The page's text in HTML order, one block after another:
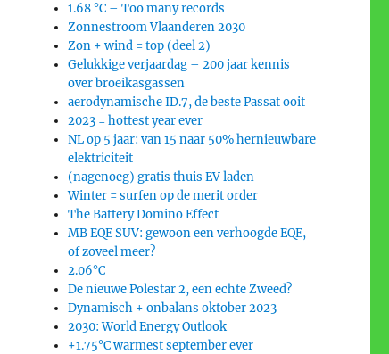
1.68 °C – Too many records
Zonnestroom Vlaanderen 2030
Zon + wind = top (deel 2)
Gelukkige verjaardag – 200 jaar kennis
over broeikasgassen
aerodynamische ID.7, de beste Passat ooit
2023 = hottest year ever
NL op 5 jaar: van 15 naar 50% hernieuwbare
elektriciteit
(nagenoeg) gratis thuis EV laden
Winter = surfen op de merit order
The Battery Domino Effect
MB EQE SUV: gewoon een verhoogde EQE,
of zoveel meer?
2.06°C
De nieuwe Polestar 2, een echte Zweed?
Dynamisch + onbalans oktober 2023
2030: World Energy Outlook
+1.75°C warmest september ever